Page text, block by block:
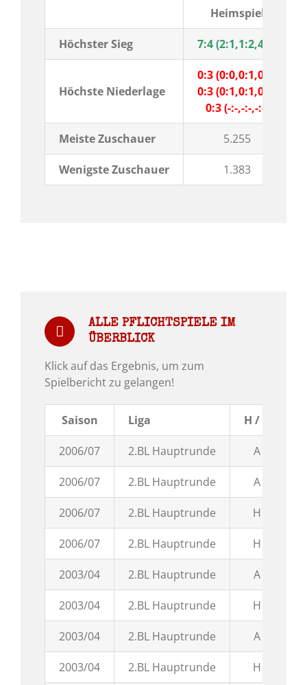
Heimspiel
Höchster Sieg 7:4 (2:1,1:2,4:1)
Höchste Niederlage
0:3 (0:0,0:1,0:2)
0:3 (0:1,0:1,0:1)
0:3 (-:-,-:-,-:-)
Meiste Zuschauer 5.255
Wenigste Zuschauer 1.383
ALLE PFLICHTSPIELE IM
ÜBERBLICK
Klick auf das Ergebnis, um zum
Spielbericht zu gelangen!
Saison Liga H / A
2006/07 2.BL Hauptrunde A
2006/07 2.BL Hauptrunde A
2006/07 2.BL Hauptrunde H
2006/07 2.BL Hauptrunde H
2003/04 2.BL Hauptrunde A
2003/04 2.BL Hauptrunde H
2003/04 2.BL Hauptrunde A
2003/04 2.BL Hauptrunde H